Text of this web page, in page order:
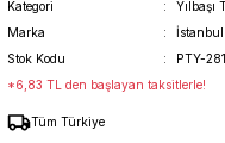
Kategori
Yılbaşı
Marka
İstanbul
Stok Kodu
PTY-281
*6,83 TL den başlayan taksitlerle!
Tüm Türkiye